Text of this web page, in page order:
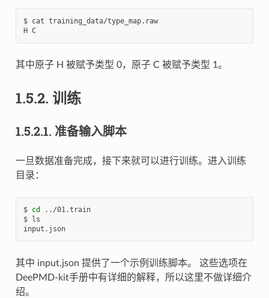
$ cat training_data/type_map.raw
H C
其中原子 H 被赋予类型 0，原子 C 被赋予类型 1。
1.5.2. 训练
1.5.2.1. 准备输入脚本
一旦数据准备完成，接下来就可以进行训练。进入训练
目录：
$ cd
../01.train
$ ls
input.json
其中 input.json 提供了一个示例训练脚本。 这些选项在
DeePMD-kit手册中有详细的解释，所以这里不做详细介
绍。